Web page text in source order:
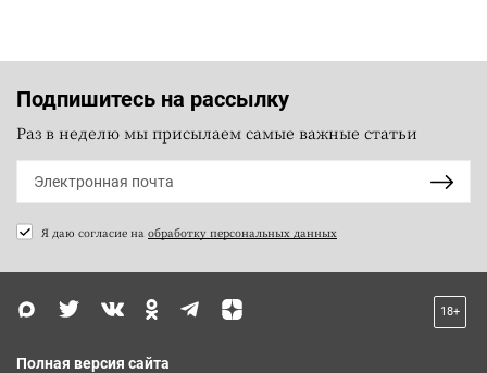
Подпишитесь на рассылку
Раз в неделю мы присылаем самые важные статьи
Я даю согласие на обработку персональных данных
18+
Полная версия сайта